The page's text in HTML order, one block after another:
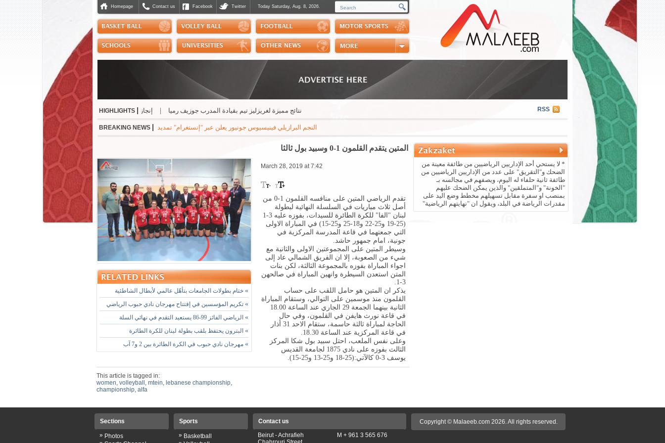
Homepage Contact us Facebook Twitter Today Saturday, Aug. 8, 2026.
Polls
Scores
Handball
HIGHLIGHTS |
إنجاز مشرّف للبنان دولياً في رياضة الجوجيتسو | نتائج مميزة لغريزليز تيم بقيادة المدرب جوزيف رميا RSS
BREAKING NEWS |
النجم البرازيلي فينيسيوس جونيور يعلن عبر "إنستغرام" تمديد عقده مع ريال مدريد الاسباني لست سنوات مقبلة براتب سنوي بقيمة 24 مليون
المتين يتقدم القلمون 1-0 وسبيد بول ثالثا
» ختام بطولات الجامعات بتأهّل عالمي لأبطال الشاطئية
» تكريم المؤسسين في إفتتاح مهرجان نادي حبوب الرياضي
» الرياضي الفائز 99-86 يستعيد التقدم في نهائي السلة
» البترون يحتفظ بلقب بطولة لبنان للكرة الطائرة
» مهرجان نادي حبوب في الكرة الطائرة بين 2 و7 آب
March 28, 2019 at 7:42
تقدم الرياضي المتين على منافسه القلمون 1-0 من
أصل ثلاث مباريات في السلسلة النهائية لبطولة
لبنان "الفا" للكرة الطائرة للسيدات، بفوزه عليه 3-1
(25-19 و25-22 و18-25 و25-15) في المباراة الاولى
التي جمعتهما في قاعة المدرسة المركزية في
جونية، امام جمهور حاشد.
وسيطر المتين على المجموعتين الاولى والثانية مع
شيء من الصعوبة، إلا ان الفريق الشمالي عاد إلى
اجواء المباراة بفوزه بالمجموعة الثالثة، لكن بنات
المتن استعدن السيطرة وانهين المباراة في صالحهن
3-1.
يذكر ان المتين هو حامل اللقب على حساب
القلمون منذ موسمين على التوالي، وستقام المباراة
الثانية بينهما الجمعة 29 الجاري عند الساعة 18.00
في قاعة نورث هايفن في القلمون، وفي حال
الحاجة لمباراة ثالثة حاسمة، ستقام الاحد 31 أذار
في قاعة المركزية عند الساعة 18.30.
وعلى نفس الملعب، احتل سبيد بول شكا المركز
الثالث بفوزه على نادي 1875 لجامعة القديس
يوسف 3-0 كالآتي:(25-18 و25-13 و25-15).
This article is tagged in:
women, volleyball , mtein, lebanese championship,
championship, alfa
* لا يستحي أحد الإداريين الرياضيين من طائفة معينة من
الضحك و"التقريق" على عدد من الإداريين الرياضيين من
طائفة ثانية حلفاء له اليوم، ويصفهم في مجالسه بـ
"الخونة" و"المتملقين" والذين يمكن الضحك عليهم
بمنصب او سفرة مقابل تسهيلهم مخطط وضع اليد على
مقدرات الرياضة في البلد، ويقول ان "نهايتهم الرياضية"
Sections
» Photos
Sports
» Basketball
Contact us
Beirut - Achrafieh
M + 961 3 565 676
Copyright © Malaeeb.com 2026. All rights reserved.